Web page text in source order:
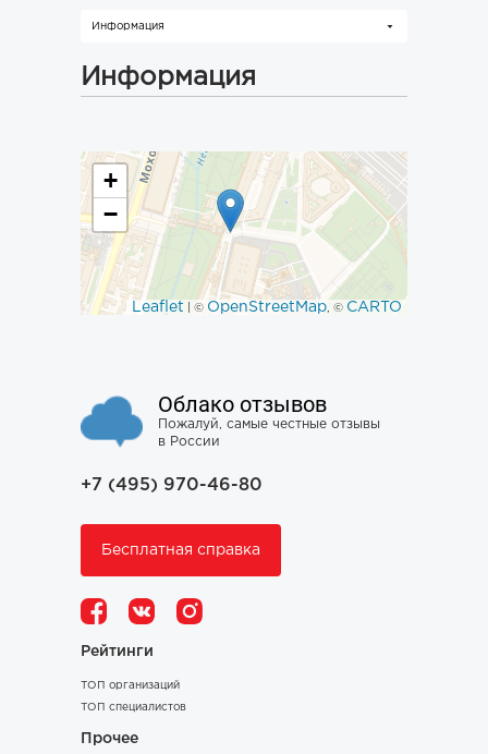
Информация
Информация
+
−
Leaflet | © OpenStreetMap, © CARTO
Облако отзывов
Пожалуй, самые честные отзывы
в России
+7 (495) 970-46-80
Бесплатная справка
Рейтинги
ТОП организаций
ТОП специалистов
Прочее